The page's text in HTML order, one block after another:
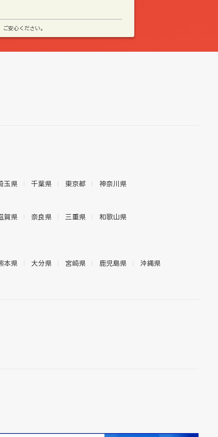
安心ください。
玉県 千葉県 東京都 神奈川県
賀県 奈良県 三重県 和歌山県
本県 大分県 宮崎県 鹿児島県 沖縄県